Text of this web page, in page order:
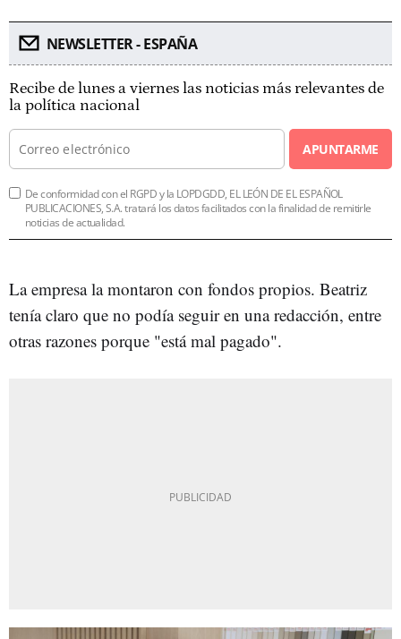
NEWSLETTER - ESPAÑA
Recibe de lunes a viernes las noticias más relevantes de
la política nacional
APUNTARME
De conformidad con el RGPD y la LOPDGDD, EL LEÓN DE EL ESPAÑOL
PUBLICACIONES, S.A. tratará los datos facilitados con la finalidad de remitirle
noticias de actualidad.
La empresa la montaron con fondos propios. Beatriz
tenía claro que no podía seguir en una redacción, entre
otras razones porque "está mal pagado".